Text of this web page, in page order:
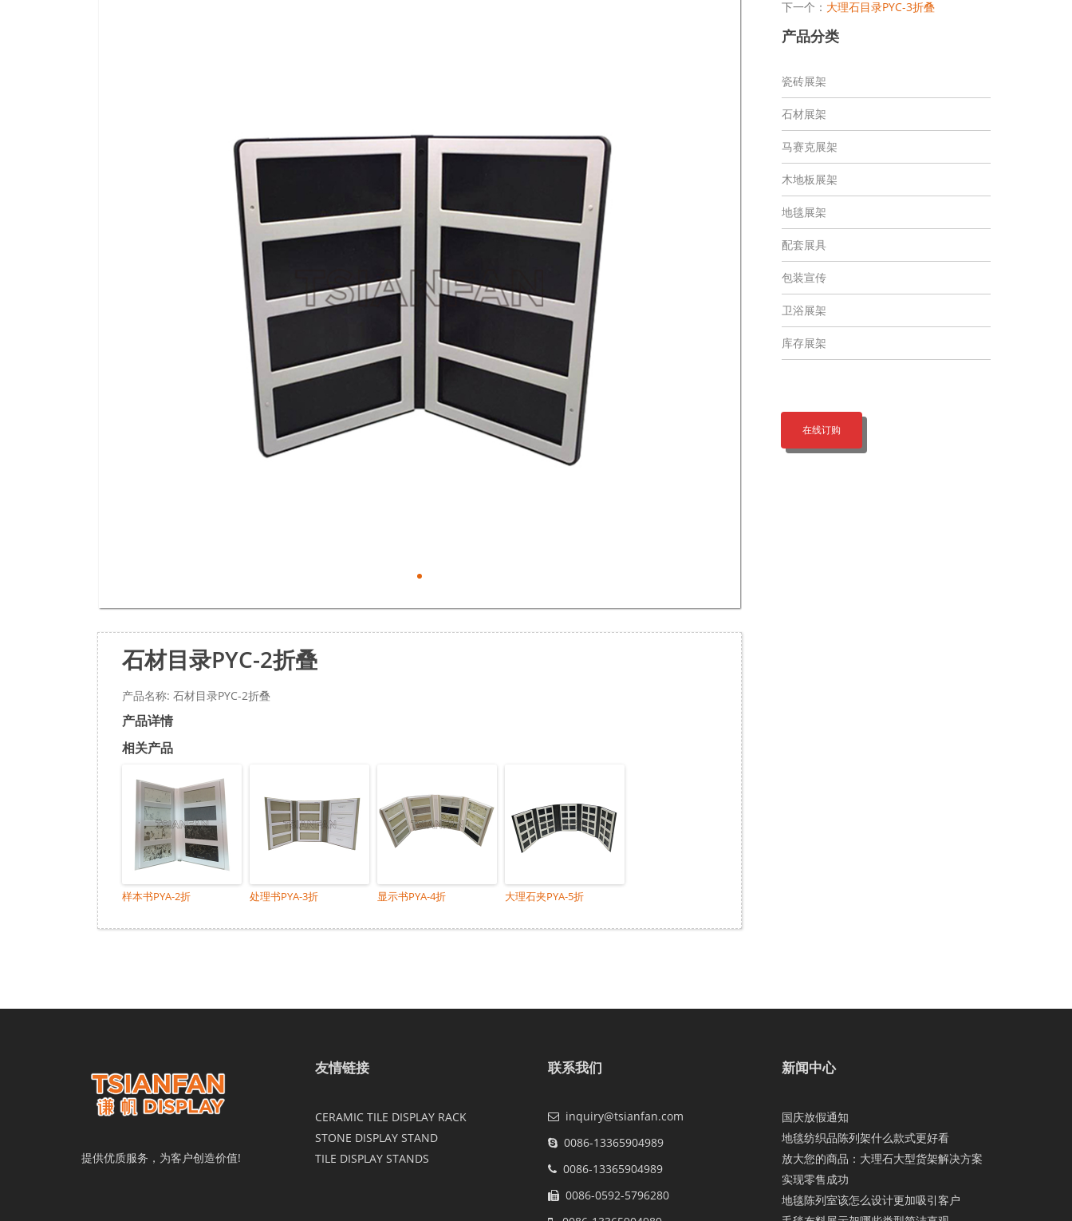
石材目录PYC-2折叠
产品名称: 石材目录PYC-2折叠
产品详情
相关产品
样本书PYA-2折 处理书PYA-3折 显示书PYA-4折 大理石夹PYA-5折
下一个： 大理石目录PYC-3折叠
产品分类
瓷砖展架
石材展架
马赛克展架
木地板展架
地毯展架
配套展具
包装宣传
卫浴展架
库存展架
在线订购
提供优质服务，为客户创造价值!
友情链接
CERAMIC TILE DISPLAY RACK
STONE DISPLAY STAND
TILE DISPLAY STANDS
联系我们
inquiry@tsianfan.com
0086-13365904989
0086-13365904989
0086-0592-5796280
新闻中心
国庆放假通知
地毯纺织品陈列架什么款式更好看
放大您的商品：大理石大型货架解决方案
实现零售成功
地毯陈列室该怎么设计更加吸引客户